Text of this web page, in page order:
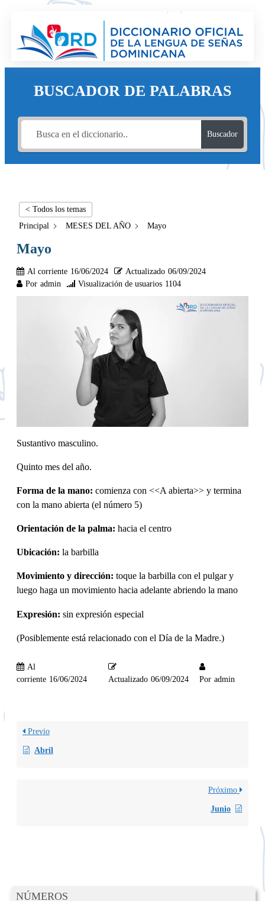
BUSCADOR DE PALABRAS
Buscador
NÚMEROS
< Todos los temas
Principal
MESES DEL AÑO Mayo
Mayo
Al corriente 16/06/2024 Actualizado 06/09/2024
Por admin Visualización de usuarios 1104
Sustantivo masculino.
Quinto mes del año.
Forma de la mano: comienza con <<A abierta>> y termina
con la mano abierta (el número 5)
Orientación de la palma: hacia el centro
Ubicación: la barbilla
Movimiento y dirección: toque la barbilla con el pulgar y
luego haga un movimiento hacia adelante abriendo la mano
Expresión: sin expresión especial
(Posiblemente está relacionado con el Día de la Madre.)
Al
corriente 16/06/2024 Actualizado 06/09/2024 Por admin
Previo
Abril
Próximo
Junio